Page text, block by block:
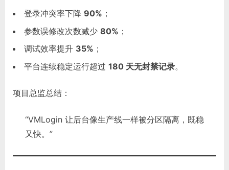
登录冲突率下降 90% ；
参数误修改次数减少 80% ；
调试效率提升 35% ；
平台连续稳定运行超过 180 天无封禁记录。
项目总监总结：
“VMLogin 让后台像生产线一样被分区隔离，既稳
又快。”